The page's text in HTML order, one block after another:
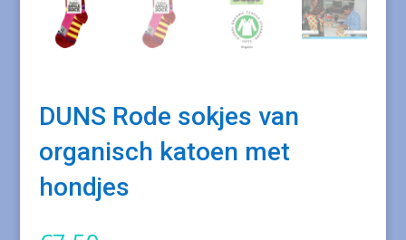
DUNS Rode sokjes van
organisch katoen met
hondjes